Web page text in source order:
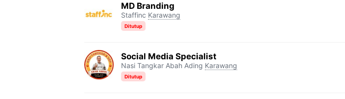
MD Branding
Staffinc Karawang
Ditutup
Social Media Specialist
Nasi Tangkar Abah Ading Karawang
Ditutup